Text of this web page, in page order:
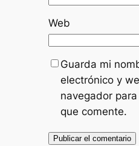
Web
Guarda mi
electrónico y
navegador
que comente.